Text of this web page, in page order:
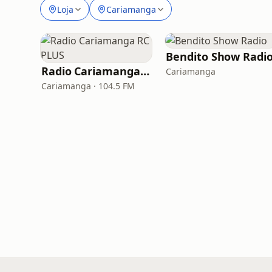
Loja Cariamanga
Radio Cariamanga RC PLUS
Cariamanga · 104.5 FM
Bendito Show
Cariamanga